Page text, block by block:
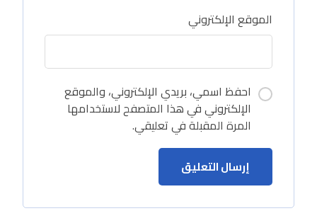
الموقع الإلكتروني
احفظ اسمي، بريدي الإلكتروني، والموقع
الإلكتروني في هذا المتصفح لاستخدامها
المرة المقبلة في تعليقي.
إرسال التعليق